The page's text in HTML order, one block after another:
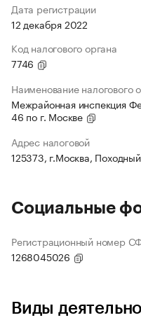
Дата регистрации
12 декабря 2022
Код налогового органа
7746
Наименование налогового
Межрайонная инспекция
46 по г. Москве
Адрес налоговой
125373, г.Москва,
Социальные
Регистрационный номер
1268045026
Виды